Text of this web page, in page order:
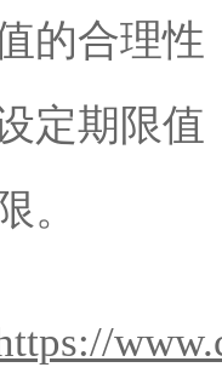
的合理
定期限
。